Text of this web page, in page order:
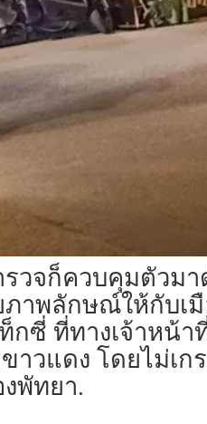
วจก็ควบคุมตัวม
าพลักษณ์ให้กับเมื
กซี่ ที่ทางเจ้าหน้
วแดง โดยไม่เก
พัทยา.